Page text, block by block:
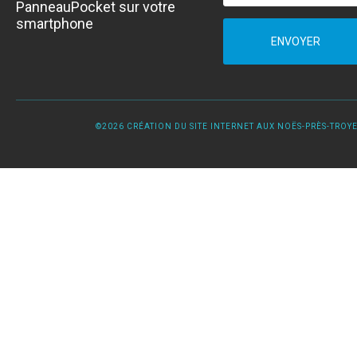
PanneauPocket sur votre
smartphone
ENVOYER
©2026 CRÉATION DU SITE INTERNET AUX NOËS-PRÈS-